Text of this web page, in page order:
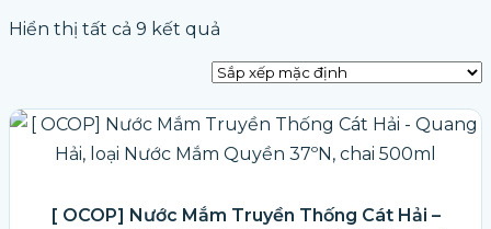
Hiển thị tất cả 9 kết quả
[ OCOP] Nước Mắm Truyền Thống Cát Hải –